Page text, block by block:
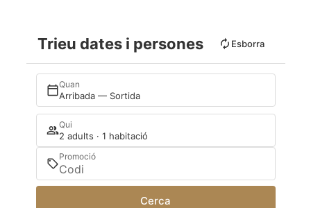
Trieu dates i persones Esborra
Quan
Arribada — Sortida
Qui
2 adults · 1 habitació
Promoció
Cerca